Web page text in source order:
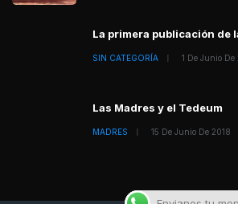
La primera publicación de
SIN CATEGORÍA 1 De Junio De
Las Madres y el Tedeum
MADRES 15 De Junio De 2018